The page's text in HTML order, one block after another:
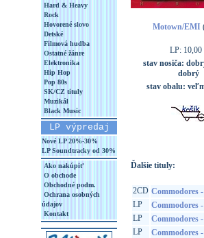
Hard & Heavy
Rock
Hovorené slovo
Detské
Filmová hudba
Ostatné žánre
Elektronika
Hip Hop
Pop 80s
SK/CZ tituly
Muzikál
Black Music
LP výpredaj
Nové LP 20%-30%
LP Soundtracky od 30%
Ako nakúpiť
O obchode
Obchodné podm.
Ochrana osobných
údajov
Kontakt
Motown/EMI
LP: 10,00
stav nosiča:
dobrý
stav obalu:
Ďalšie tituly:
2CD Commodores
LP
Commodores
LP
Commodores -
LP
Commodores -